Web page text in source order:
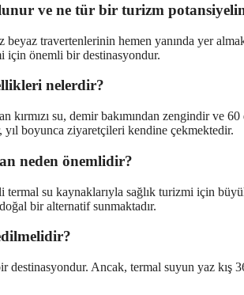
ve ne tür bir turizm
travertenlerinin hemen yanında yer
için önemli bir destinasyondur.
nelerdir?
kırmızı su, demir bakımından zengindir ve
yıl boyunca ziyaretçileri kendine çekmektedir.
neden önemlidir?
su kaynaklarıyla sağlık turizmi için
bir alternatif sunmaktadır.
Ancak, termal suyun yaz kış